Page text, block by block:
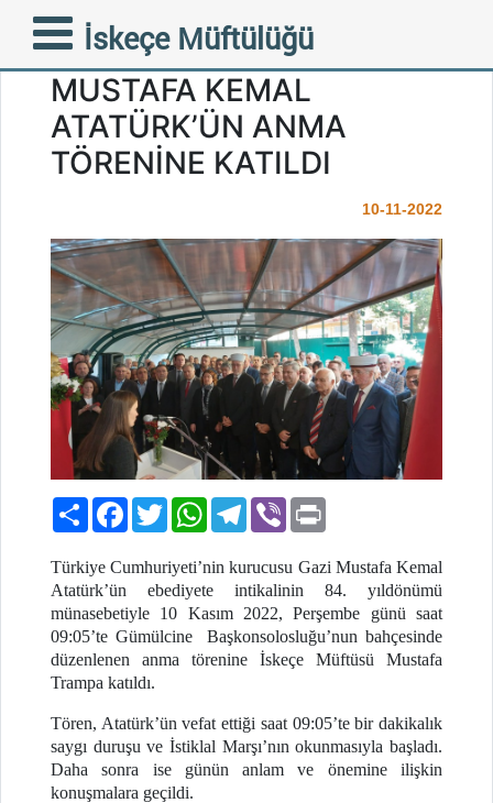
İskeçe Müftülüğü
İSKEÇE MÜFTÜSÜ
MUSTAFA TRAMPA
MUSTAFA KEMAL
ATATÜRK’ÜN ANMA
TÖRENİNE KATILDI
10-11-2022
PaylaşFacebook
TwitterWhatsAppTelegram
Viber
Türkiye Cumhuriyeti’nin kurucusu Gazi Mustafa Kemal
Atatürk’ün ebediyete intikalinin 84. yıldönümü
münasebetiyle 10 Kasım 2022, Perşembe günü saat
09:05’te Gümülcine Başkonsolosluğu’nun bahçesinde
düzenlenen anma törenine İskeçe Müftüsü Mustafa
Trampa katıldı.
Tören, Atatürk’ün vefat ettiği saat 09:05’te bir dakikalık
saygı duruşu ve İstiklal Marşı’nın okunmasıyla başladı.
Daha sonra ise günün anlam ve önemine ilişkin
konuşmalara geçildi.